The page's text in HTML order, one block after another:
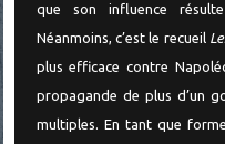
que son influence
Néanmoins, c’est le recueil
plus efficace contre
propagande de plus d’un
multiples. En tant que